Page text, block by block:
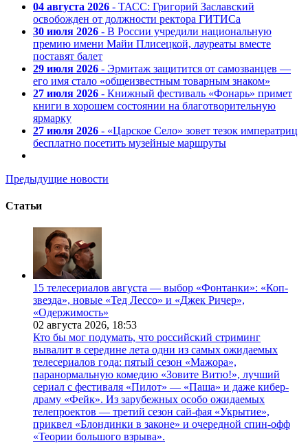
04 августа 2026 - ТАСС: Григорий Заславский
освобожден от должности ректора ГИТИСа
30 июля 2026 - В России учредили национальную
премию имени Майи Плисецкой, лауреаты вместе
поставят балет
29 июля 2026 - Эрмитаж защитится от самозванцев —
его имя стало «общеизвестным товарным знаком»
27 июля 2026 - Книжный фестиваль «Фонарь» примет
книги в хорошем состоянии на благотворительную
ярмарку
27 июля 2026 - «Царское Село» зовет тезок императриц
бесплатно посетить музейные маршруты
Предыдущие новости
Статьи
15 телесериалов августа — выбор «Фонтанки»: «Коп-
звезда», новые «Тед Лессо» и «Джек Ричер»,
«Одержимость»
02 августа 2026, 18:53
Кто бы мог подумать, что российский стриминг
вывалит в середине лета одни из самых ожидаемых
телесериалов года: пятый сезон «Мажора»,
паранормальную комедию «Зовите Витю!», лучший
сериал с фестиваля «Пилот» — «Паша» и даже кибер-
драму «Фейк». Из зарубежных особо ожидаемых
телепроектов — третий сезон сай-фая «Укрытие»,
приквел «Блондинки в законе» и очередной спин-офф
«Теории большого взрыва».